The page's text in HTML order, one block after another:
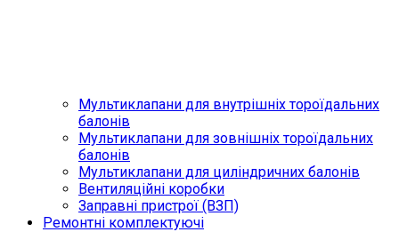
Мультиклапани для внутрішніх тороїдальних
балонів
Мультиклапани для зовнішніх тороїдальних
балонів
Мультиклапани для циліндричних балонів
Вентиляційні коробки
Заправні пристрої (ВЗП)
Ремонтні комплектуючі